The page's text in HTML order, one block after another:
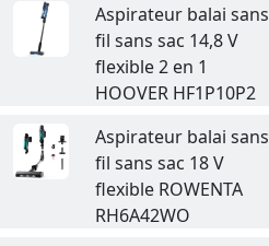
Aspirateur balai sans
fil sans sac 14,8 V
flexible 2 en 1
HOOVER HF1P10P2
Aspirateur balai sans
fil sans sac 18 V
flexible ROWENTA
RH6A42WO